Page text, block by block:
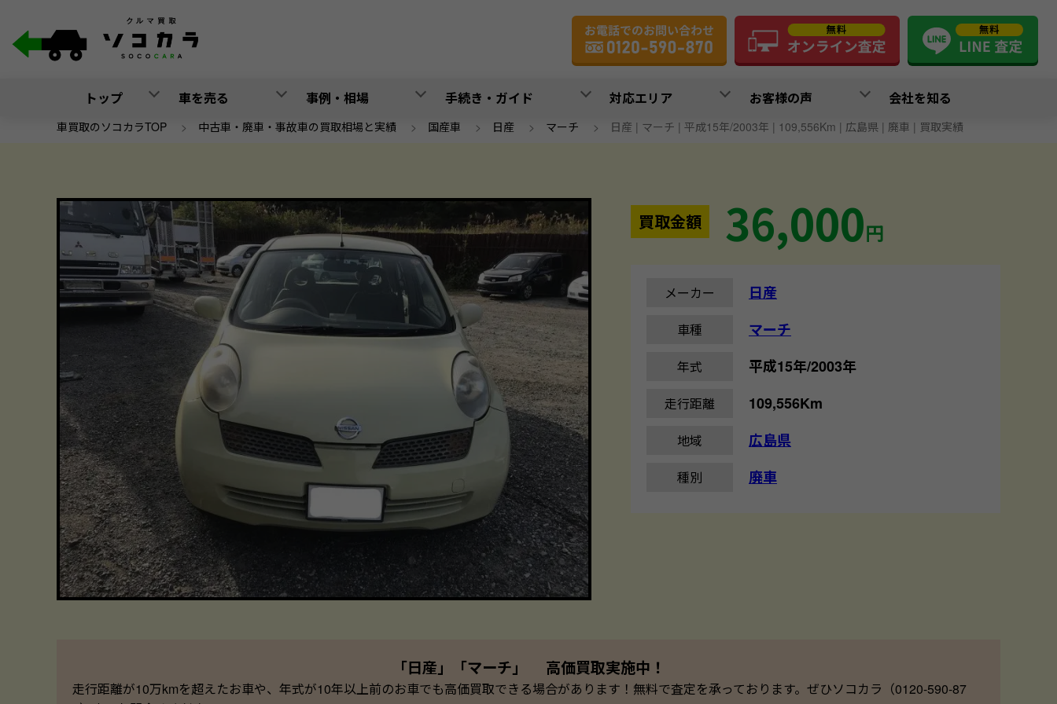
トップ 車を売る 事例・相場 手続き・ガイド 対応エリア お客様の声 会社を知る
車買取のソコカラTOP > 中古車・廃車・事故車の買取相場と実績 > 国産車 > 日産 > マーチ > 日産 | マーチ | 平成15年/2003年 | 109,556Km | 広島県 | 廃車 | 買取実績
買取金額 36,000円
メーカー 日産
車種 マーチ
年式 平成15年/2003年
走行距離 109,556Km
地域 広島県
種別 廃車
「日産」「マーチ」 高価買取実施中！
走行距離が10万kmを超えたお車や、年式が10年以上前のお車でも高価買取できる場合があります！無料で査定を承っております。ぜひソコカラ（0120-590-87